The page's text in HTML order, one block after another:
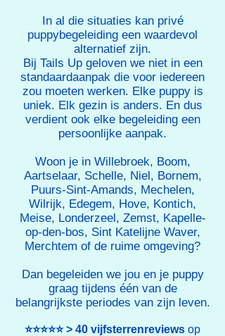
In al die situaties kan privé
puppybegeleiding een waardevol
alternatief zijn.
Bij Tails Up geloven we niet in een
standaardaanpak die voor iedereen
zou moeten werken. Elke puppy is
uniek. Elk gezin is anders. En dus
verdient ook elke begeleiding een
persoonlijke aanpak.​
Woon je in Willebroek, Boom,
Aartselaar, Schelle, Niel, Bornem,
Puurs-Sint-Amands, Mechelen,
Wilrijk, Edegem, Hove, Kontich,
Meise, Londerzeel, Zemst, Kapelle-
op-den-bos, Sint Katelijne Waver,
Merchtem of de ruime omgeving?
Dan begeleiden we jou en je puppy
graag tijdens één van de
belangrijkste periodes van zijn leven.​
⭐️⭐️⭐️⭐️⭐️ > 40 vijfsterrenreviews op